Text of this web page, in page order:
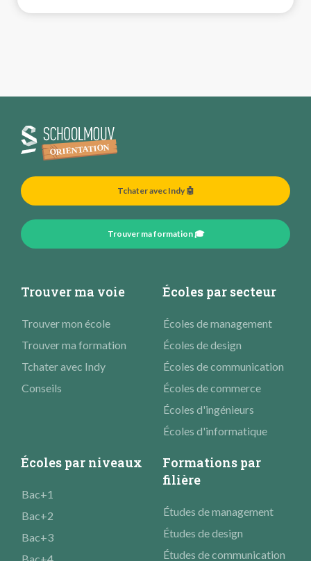
Tchater avec Indy 🤖
Trouver ma formation 🎓
Trouver ma voie
Trouver mon école
Trouver ma formation
Tchater avec Indy
Conseils
Écoles par secteur
Écoles de management
Écoles de design
Écoles de communication
Écoles de commerce
Écoles d'ingénieurs
Écoles d'informatique
Écoles par niveaux
Bac+1
Bac+2
Bac+3
Formations par
filière
Études de management
Études de design
Études de communication